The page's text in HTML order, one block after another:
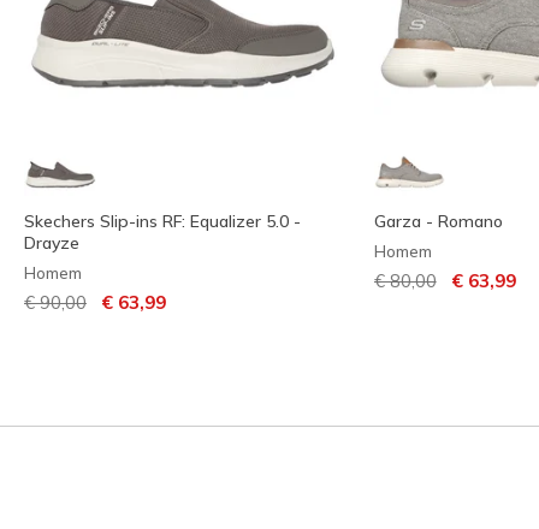
Skechers Slip-ins RF: Equalizer 5.0 -
Drayze
Homem
Preço com desconto de
€ 90,00 para
€ 63,99
Garza - Romano
Homem
Preço com
€ 80,00para
€ 63,99